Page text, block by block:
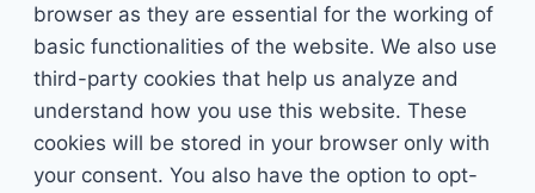
browser as they are essential for the working of
basic functionalities of the website. We also use
third-party cookies that help us analyze and
understand how you use this website. These
cookies will be stored in your browser only with
your consent. You also have the option to opt-